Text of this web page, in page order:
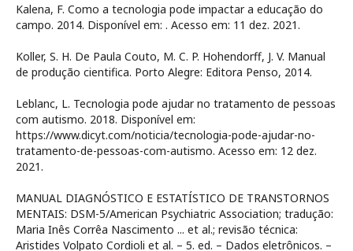
Kalena, F. Como a tecnologia pode impactar a educação do
campo. 2014. Disponível em: . Acesso em: 11 dez. 2021.
Koller, S. H. De Paula Couto, M. C. P. Hohendorff, J. V. Manual
de produção cientifica. Porto Alegre: Editora Penso, 2014.
Leblanc, L. Tecnologia pode ajudar no tratamento de pessoas
com autismo. 2018. Disponível em:
https://www.dicyt.com/noticia/tecnologia-pode-ajudar-no-
tratamento-de-pessoas-com-autismo. Acesso em: 12 dez.
2021.
MANUAL DIAGNÓSTICO E ESTATÍSTICO DE TRANSTORNOS
MENTAIS: DSM-5/American Psychiatric Association; tradução:
Maria Inês Corrêa Nascimento ... et al.; revisão técnica:
Aristides Volpato Cordioli et al. – 5. ed. – Dados eletrônicos. –